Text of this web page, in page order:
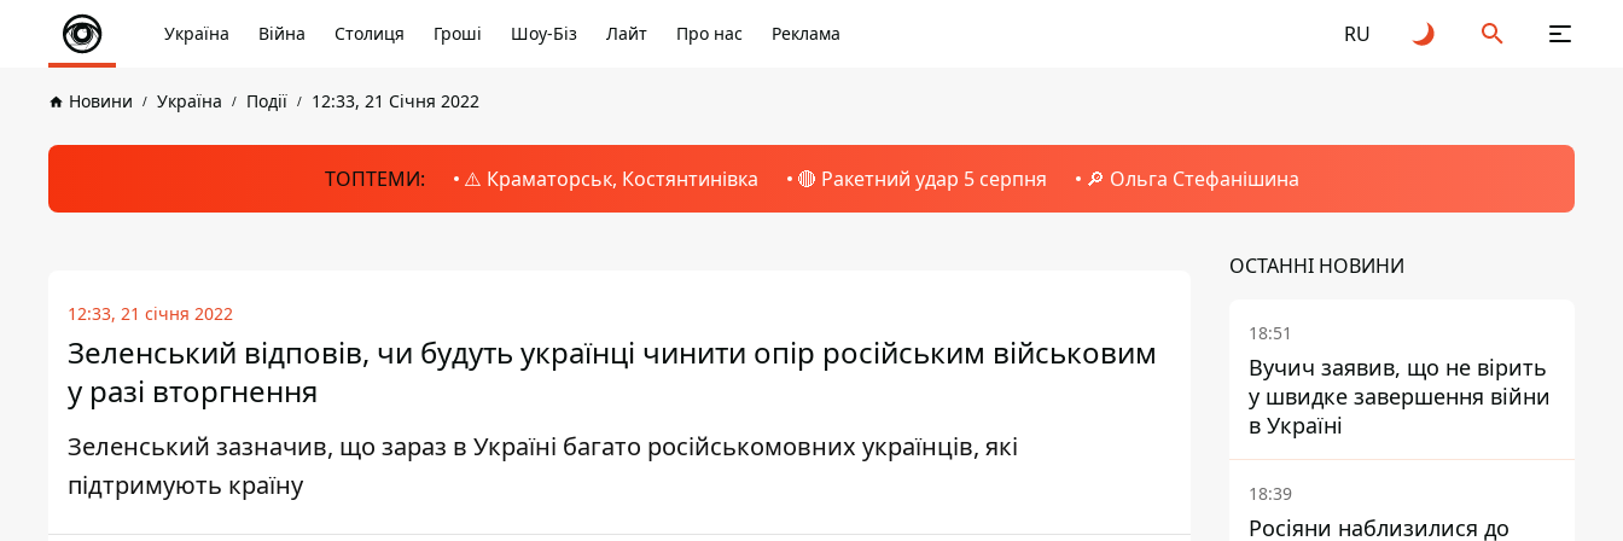
Україна Війна Столиця Гроші Шоу-Біз Лайт Про нас Реклама RU
Новини Україна Події 12:33, 21 Січня 2022
ТОПТЕМИ: ⚠️ Краматорськ, Костянтинівка 🔴 Ракетний удар 5 серпня 🔎 Ольга Стефанішина
12:33, 21 січня 2022
Зеленський відповів, чи будуть українці чинити опір російським військовим
у разі вторгнення
Зеленський зазначив, що зараз в Україні багато російськомовних українців, які
підтримують країну
ОСТАННІ НОВИНИ
18:51
Вучич заявив, що не вірить
у швидке завершення війни
в Україні
18:39
Росіяни наблизилися до